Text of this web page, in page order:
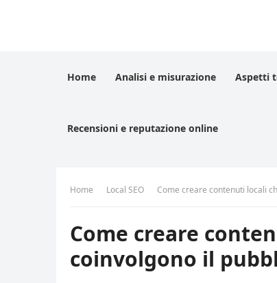
Home Analisi e misurazione Aspetti
Recensioni e reputazione online
Home Local SEO Come creare contenuti locali
Come creare
coinvolgono il